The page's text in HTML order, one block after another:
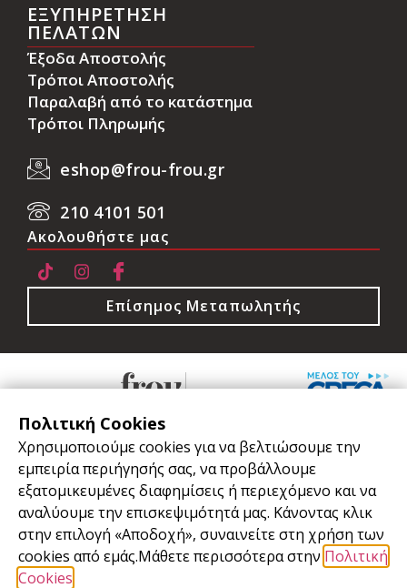
ΕΞΥΠΗΡΕΤΗΣΗ
ΠΕΛΑΤΩΝ
Έξοδα Αποστολής
Τρόποι Αποστολής
Παραλαβή από το κατάστημα
Τρόποι Πληρωμής
eshop@frou-frou.gr
210 4101 501
Ακολουθήστε μας
Επίσημος Μεταπωλητής
Όροι Χρήσης
Πολιτική Cookies
Πολιτική Απορρήτου - GDPR
Πολιτική Cookies
Χρησιμοποιούμε cookies για να βελτιώσουμε την
εμπειρία περιήγησής σας, να προβάλλουμε
εξατομικευμένες διαφημίσεις ή περιεχόμενο και να
αναλύουμε την επισκεψιμότητά μας. Κάνοντας κλικ
στην επιλογή «Αποδοχή», συναινείτε στη χρήση των
cookies από εμάς.Μάθετε περισσότερα στην Πολιτική
Cookies